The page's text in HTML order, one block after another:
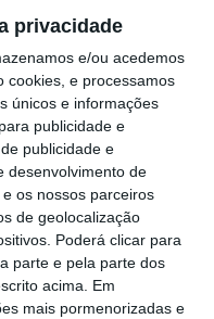
privacidade
e/ou acedemos
cookies, e processamos
únicos e informações
publicidade e
publicidade e
desenvolvimento de
os nossos parceiros
de geolocalização
Poderá clicar para
parte e pela parte dos
acima. Em
mais pormenorizadas e
Benfica Golegã
Campeã Distrital
2024/2025,
no passado